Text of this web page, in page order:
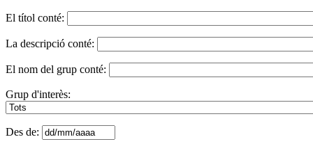
El títol conté:
La descripció conté:
El nom del grup conté:
Grup d'interès:
Des de: